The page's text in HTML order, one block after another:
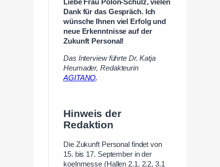
Liebe Frau Polon-Schulz, vielen
Dank für das Gespräch. Ich
wünsche Ihnen viel Erfolg und
neue Erkenntnisse auf der
Zukunft Personal!
Das Interview führte Dr. Katja
Heumader, Redakteurin
AGITANO.
Hinweis der
Redaktion
Die Zukunft Personal findet von
15. bis 17. September in der
koelnmesse (Hallen 2.1, 2.2, 3.1